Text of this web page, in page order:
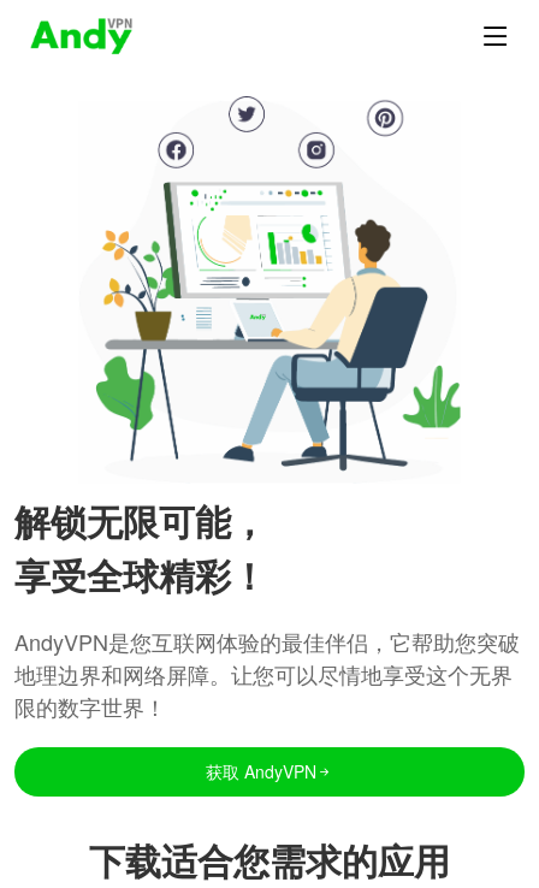
解锁无限可能，
享受全球精彩！
AndyVPN是您互联网体验的最佳伴侣，它帮助您突破
地理边界和网络屏障。让您可以尽情地享受这个无界
限的数字世界！
获取 AndyVPN
下载适合您需求的应用